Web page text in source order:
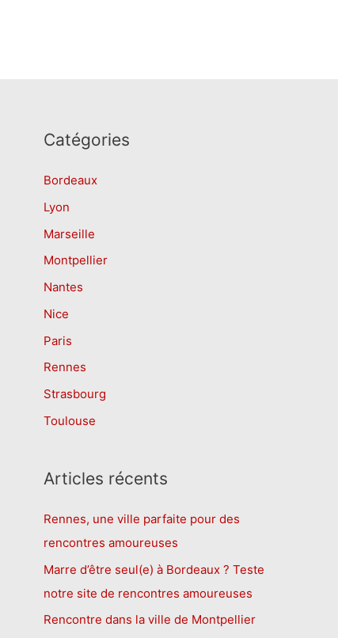
Catégories
Bordeaux
Lyon
Marseille
Montpellier
Nantes
Nice
Paris
Rennes
Strasbourg
Toulouse
Articles récents
Rennes, une ville parfaite pour des
rencontres amoureuses
Marre d’être seul(e) à Bordeaux ? Teste
notre site de rencontres amoureuses
Rencontre dans la ville de Montpellier